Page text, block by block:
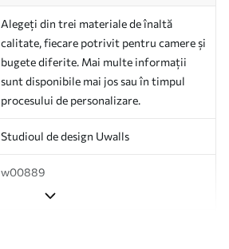
Alegeți din trei materiale de înaltă
calitate, fiecare potrivit pentru camere și
bugete diferite. Mai multe informații
sunt disponibile mai jos sau în timpul
procesului de personalizare.
Studioul de design Uwalls
w00889